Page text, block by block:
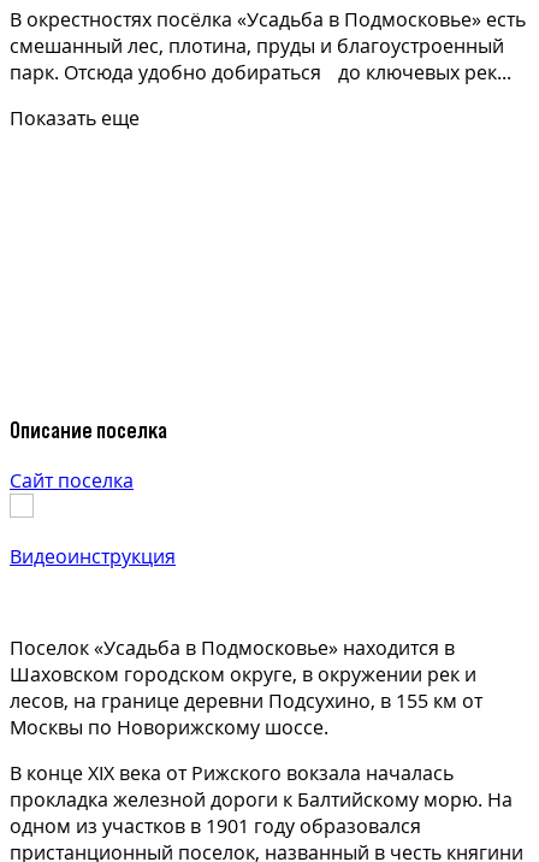
В окрестностях посёлка «Усадьба в Подмосковье» есть
смешанный лес, плотина, пруды и благоустроенный
парк. Отсюда удобно добираться до ключевых рек...
Показать еще
Описание поселка
Сайт поселка
Видеоинструкция
Поселок «Усадьба в Подмосковье» находится в
Шаховском городском округе, в окружении рек и
лесов, на границе деревни Подсухино, в 155 км от
Москвы по Новорижскому шоссе.
В конце XIX века от Рижского вокзала началась
прокладка железной дороги к Балтийскому морю. На
одном из участков в 1901 году образовался
пристанционный поселок, названный в честь княгини